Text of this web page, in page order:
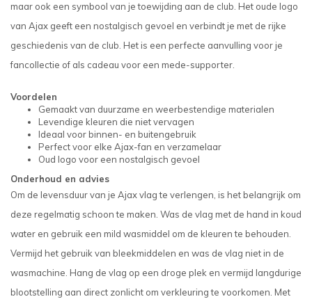
maar ook een symbool van je toewijding aan de club. Het oude logo
van Ajax geeft een nostalgisch gevoel en verbindt je met de rijke
geschiedenis van de club. Het is een perfecte aanvulling voor je
fancollectie of als cadeau voor een mede-supporter.
Voordelen
Gemaakt van duurzame en weerbestendige materialen
Levendige kleuren die niet vervagen
Ideaal voor binnen- en buitengebruik
Perfect voor elke Ajax-fan en verzamelaar
Oud logo voor een nostalgisch gevoel
Onderhoud en advies
Om de levensduur van je Ajax vlag te verlengen, is het belangrijk om
deze regelmatig schoon te maken. Was de vlag met de hand in koud
water en gebruik een mild wasmiddel om de kleuren te behouden.
Vermijd het gebruik van bleekmiddelen en was de vlag niet in de
wasmachine. Hang de vlag op een droge plek en vermijd langdurige
blootstelling aan direct zonlicht om verkleuring te voorkomen. Met